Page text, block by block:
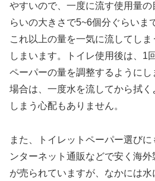
やすいので、一度に流す使用量
らいの大きさで5~6個分ぐらいま
これ以上の量を一気に流してし
しまいます。トイレ使用後は、1
ペーパーの量を調整するように
場合は、一度水を流してから拭
しまう心配もありません。
また、トイレットペーパー選び
ンターネット通販などで安く海
が売られていますが、なかには